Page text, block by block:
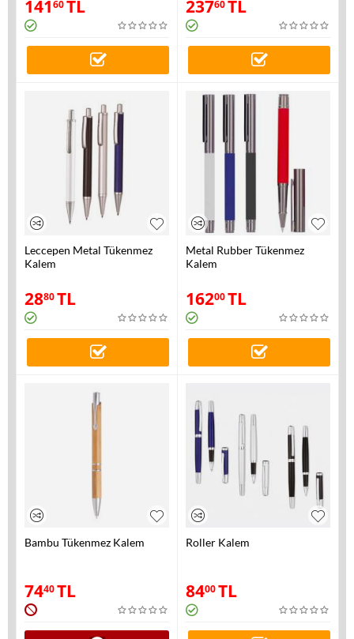
14160TL 23760TL
Leccepen Metal Tükenmez
Kalem
2880TL
Metal Rubber Tükenmez
Kalem
16200TL
Bambu Tükenmez Kalem
7440TL
Roller Kalem
8400TL